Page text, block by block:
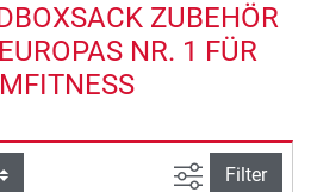
ZUBEHÖR
NR. 1 FÜR
Ansicht
Filter